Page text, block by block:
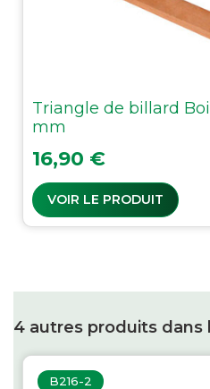
Triangle de billard
mm
Prix
16,90 €
VOIR LE PRODUIT
4 autres produits dans
B216-2